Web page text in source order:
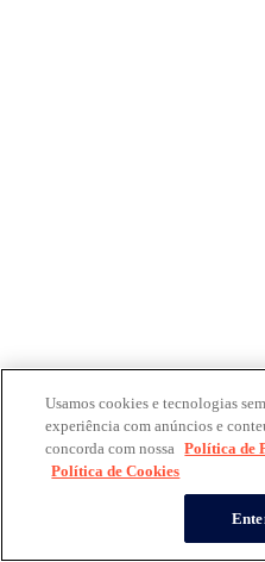
Usamos cookies e tecnologias
experiência com anúncios e
concorda com nossa Política de
Política de Cookies